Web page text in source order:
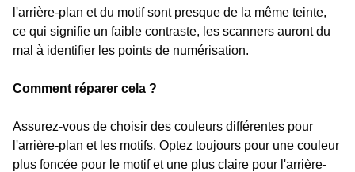
l'arrière-plan et du motif sont presque de la même teinte,
ce qui signifie un faible contraste, les scanners auront du
mal à identifier les points de numérisation.
Comment réparer cela ?
Assurez-vous de choisir des couleurs différentes pour
l'arrière-plan et les motifs. Optez toujours pour une couleur
plus foncée pour le motif et une plus claire pour l'arrière-